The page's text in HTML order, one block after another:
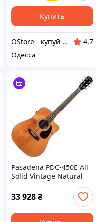
инфракрасный
обогреватель
Купить
OStore - купуй онлайн!
4.7
Одесса
Pasadena PDC-450E All
Solid Vintage Natural
Electronics (PDC450EVT)
33 928 ₴